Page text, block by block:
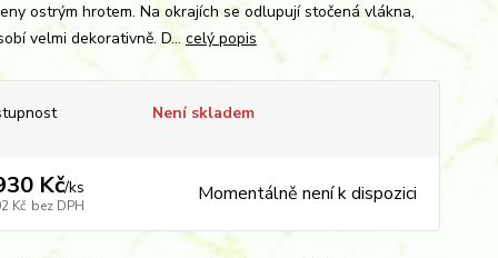
ostrým hrotem. Na okrajích se odlupují stočená vlákna,
velmi dekorativně. D... celý popis
Není skladem
Kč/ks
Kč bez DPH Momentálně není k dispozici